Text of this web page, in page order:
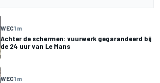
WEC1 m
Achter de schermen: vuurwerk gegarandeerd bij
de 24 uur van Le Mans
WEC1 m